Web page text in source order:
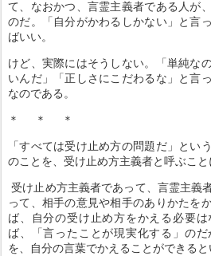
て、なおかつ、言霊主義者である人が
のだ。「自分がかわるしかない」と言
ばいい。
けど、実際にはそうしない。「単純な
いんだ」「正しさにこだわるな」と言
なのである。
＊ ＊ ＊
「すべては受け止め方の問題だ」とい
のことを、受け止め方主義者と呼ぶこと
受け止め方主義者であって、言霊主義
って、相手の意見や相手のありかたを
ば、自分の受け止め方をかえる必要
ば、「言ったことが現実化する」の
を、自分の言葉でかえることができると